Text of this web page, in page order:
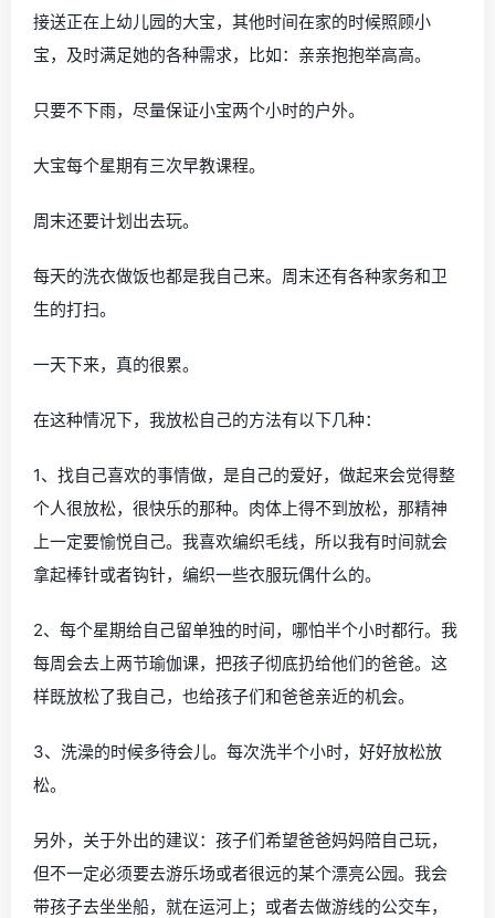
接送正在上幼儿园的大宝，其他时间在家的时候照顾小
宝，及时满足她的各种需求，比如：亲亲抱抱举高高。
只要不下雨，尽量保证小宝两个小时的户外。
大宝每个星期有三次早教课程。
周末还要计划出去玩。
每天的洗衣做饭也都是我自己来。周末还有各种家务和卫
生的打扫。
一天下来，真的很累。
在这种情况下，我放松自己的方法有以下几种：
1、找自己喜欢的事情做，是自己的爱好，做起来会觉得整
个人很放松，很快乐的那种。肉体上得不到放松，那精神
上一定要愉悦自己。我喜欢编织毛线，所以我有时间就会
拿起棒针或者钩针，编织一些衣服玩偶什么的。
2、每个星期给自己留单独的时间，哪怕半个小时都行。我
每周会去上两节瑜伽课，把孩子彻底扔给他们的爸爸。这
样既放松了我自己，也给孩子们和爸爸亲近的机会。
3、洗澡的时候多待会儿。每次洗半个小时，好好放松放
松。
另外，关于外出的建议：孩子们希望爸爸妈妈陪自己玩，
但不一定必须要去游乐场或者很远的某个漂亮公园。我会
带孩子去坐坐船，就在运河上；或者去做游线的公交车，